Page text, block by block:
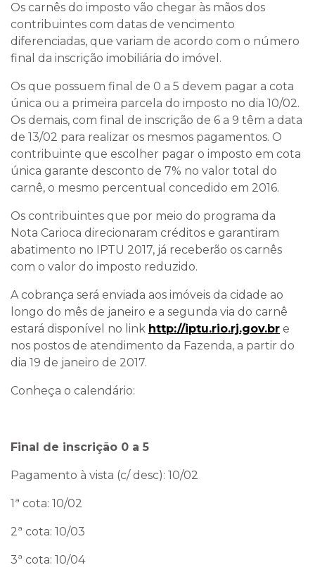
Os carnês do imposto vão chegar às mãos dos
contribuintes com datas de vencimento
diferenciadas, que variam de acordo com o número
final da inscrição imobiliária do imóvel.
Os que possuem final de 0 a 5 devem pagar a cota
única ou a primeira parcela do imposto no dia 10/02.
Os demais, com final de inscrição de 6 a 9 têm a data
de 13/02 para realizar os mesmos pagamentos. O
contribuinte que escolher pagar o imposto em cota
única garante desconto de 7% no valor total do
carnê, o mesmo percentual concedido em 2016.
Os contribuintes que por meio do programa da
Nota Carioca direcionaram créditos e garantiram
abatimento no IPTU 2017, já receberão os carnês
com o valor do imposto reduzido.
A cobrança será enviada aos imóveis da cidade ao
longo do mês de janeiro e a segunda via do carnê
estará disponível no link http://iptu.rio.rj.gov.br e
nos postos de atendimento da Fazenda, a partir do
dia 19 de janeiro de 2017.
Conheça o calendário:
Final de inscrição 0 a 5
Pagamento à vista (c/ desc): 10/02
1ª cota: 10/02
2ª cota: 10/03
3ª cota: 10/04